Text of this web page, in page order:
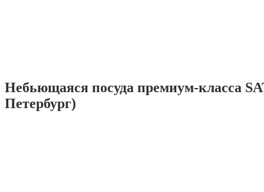
Небьющаяся посуда премиум-класса
Петербург)